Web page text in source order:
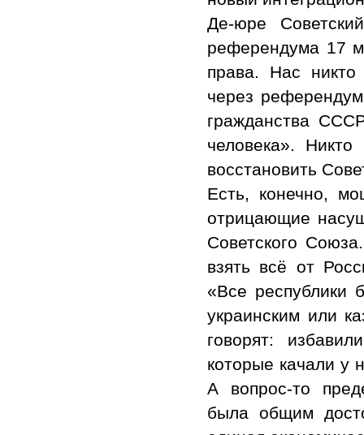
Де-юре
референдума 17
права. Нас никто
через
гражданства
человека».
восстановить
Есть, конечно,
отрицающие
Советского
взять всё от
«Все республики
украинским или
говорят:
которые качали у
А вопрос-то
была общим